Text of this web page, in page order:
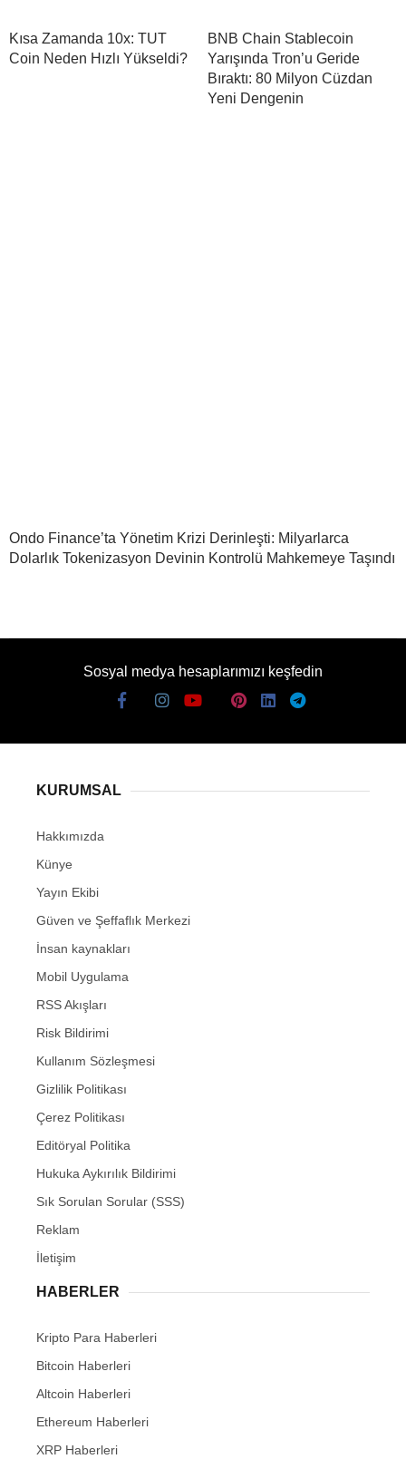
Kısa Zamanda 10x: TUT
Coin Neden Hızlı Yükseldi?
BNB Chain Stablecoin
Yarışında Tron’u Geride
Bıraktı: 80 Milyon Cüzdan
Yeni Dengenin
Ondo Finance’ta Yönetim Krizi Derinleşti: Milyarlarca
Dolarlık Tokenizasyon Devinin Kontrolü Mahkemeye Taşındı
Sosyal medya hesaplarımızı keşfedin
KURUMSAL
Hakkımızda
Künye
Yayın Ekibi
Güven ve Şeffaflık Merkezi
İnsan kaynakları
Mobil Uygulama
RSS Akışları
Risk Bildirimi
Kullanım Sözleşmesi
Gizlilik Politikası
Çerez Politikası
Editöryal Politika
Hukuka Aykırılık Bildirimi
Sık Sorulan Sorular (SSS)
Reklam
İletişim
HABERLER
Kripto Para Haberleri
Bitcoin Haberleri
Altcoin Haberleri
Ethereum Haberleri
XRP Haberleri